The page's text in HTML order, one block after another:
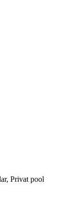
Privat pool